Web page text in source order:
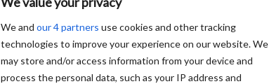
We and our 4 partners use cookies and other tracking
technologies to improve your experience on our website. We
may store and/or access information from your device and
process the personal data, such as your IP address and